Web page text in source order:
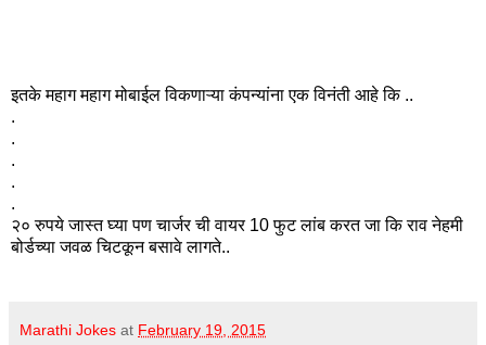
इतके महाग महाग मोबाईल विकणाऱ्या कंपन्यांना एक विनंती आहे कि ..
.
.
.
.
.
२० रुपये जास्त घ्या पण चार्जर ची वायर 10 फुट लांब करत जा कि राव नेहमी
बोर्डच्या जवळ चिटकून बसावे लागते..
Marathi Jokes at February 19, 2015